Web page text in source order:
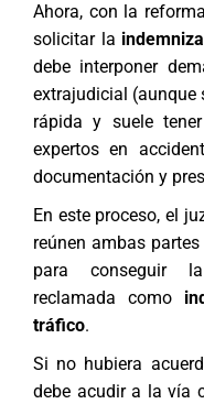
Ahora, con la
solicitar la
debe interponer
extrajudicial (aunque
rápida y suele
expertos en
documentación y
En este proceso, el
reúnen ambas
para conseguir
reclamada como
tráfico.
Si no hubiera
debe acudir a la vía